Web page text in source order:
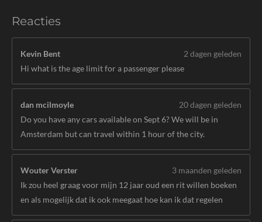
Reacties
Kevin Bent
2 dagen geleden
Hi what is the age limit for a passenger please
dan mcilmoyle
20 dagen geleden
Do you have any cars available on Sept 6? We will be in
Amsterdam but can travel within 1 hour of the city.
Wouter Verster
3 maanden geleden
Ik zou heel graag voor mijn 12 jaar oud een rit willen boeken
en als mogelijk dat ik ook meegaat hoe kan ik dat regelen